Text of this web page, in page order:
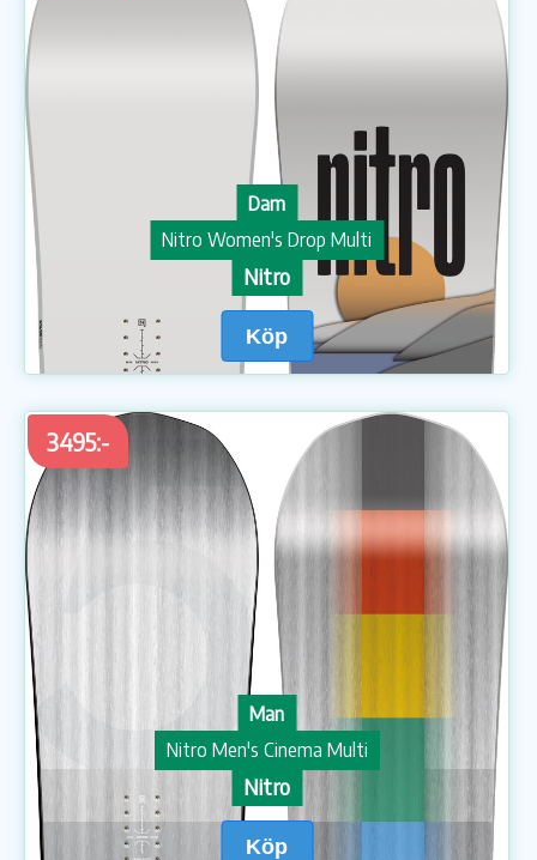
Dam
Nitro Women's Drop Multi
Nitro
Köp
3495:-
Man
Nitro Men's Cinema Multi
Nitro
Köp